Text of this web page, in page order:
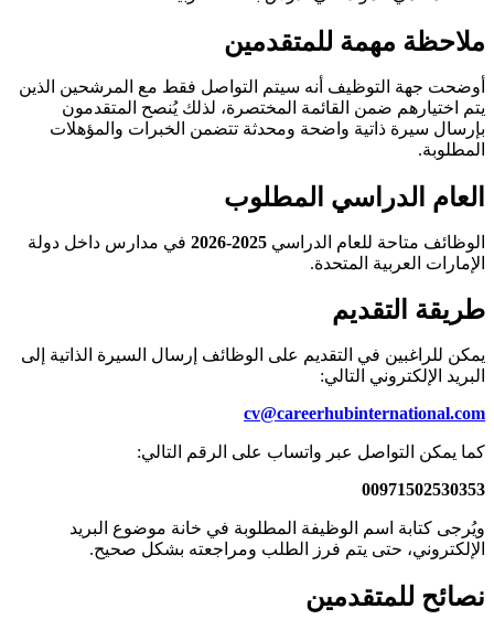
ملاحظة مهمة للمتقدمين
أوضحت جهة التوظيف أنه سيتم التواصل فقط مع المرشحين الذين
يتم اختيارهم ضمن القائمة المختصرة، لذلك يُنصح المتقدمون
بإرسال سيرة ذاتية واضحة ومحدثة تتضمن الخبرات والمؤهلات
المطلوبة.
العام الدراسي المطلوب
الوظائف متاحة للعام الدراسي 2025-2026
في مدارس داخل دولة
الإمارات العربية المتحدة.
طريقة التقديم
يمكن للراغبين في التقديم على الوظائف إرسال السيرة الذاتية إلى
البريد الإلكتروني التالي:
cv@careerhubinternational.com
كما يمكن التواصل عبر واتساب على الرقم التالي:
00971502530353
ويُرجى كتابة اسم الوظيفة المطلوبة في خانة موضوع البريد
الإلكتروني، حتى يتم فرز الطلب ومراجعته بشكل صحيح.
نصائح للمتقدمين